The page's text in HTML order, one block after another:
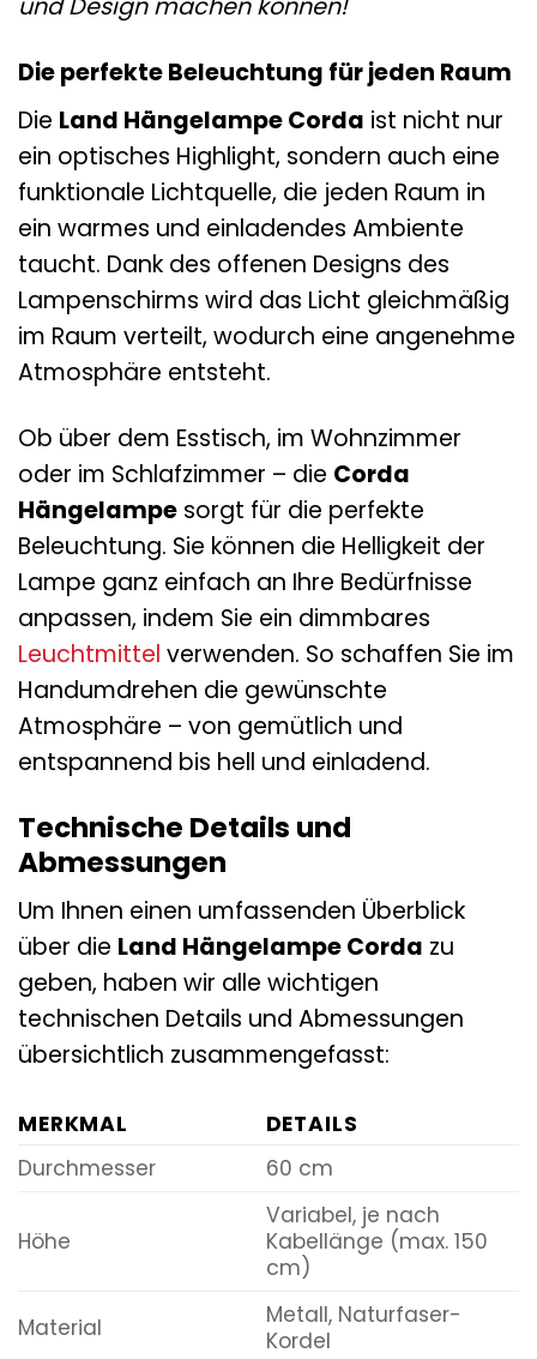
und Design machen können!
Die perfekte Beleuchtung für jeden Raum
Die Land Hängelampe Corda ist nicht nur
ein optisches Highlight, sondern auch eine
funktionale Lichtquelle, die jeden Raum in
ein warmes und einladendes Ambiente
taucht. Dank des offenen Designs des
Lampenschirms wird das Licht gleichmäßig
im Raum verteilt, wodurch eine angenehme
Atmosphäre entsteht.
Ob über dem Esstisch, im Wohnzimmer
oder im Schlafzimmer – die Corda
Hängelampe sorgt für die perfekte
Beleuchtung. Sie können die Helligkeit der
Lampe ganz einfach an Ihre Bedürfnisse
anpassen, indem Sie ein dimmbares
Leuchtmittel verwenden. So schaffen Sie im
Handumdrehen die gewünschte
Atmosphäre – von gemütlich und
entspannend bis hell und einladend.
Technische Details und
Abmessungen
Um Ihnen einen umfassenden Überblick
über die Land Hängelampe Corda zu
geben, haben wir alle wichtigen
technischen Details und Abmessungen
übersichtlich zusammengefasst:
MERKMAL
DETAILS
Durchmesser
60 cm
Höhe
Variabel, je nach
Kabellänge (max. 150
cm)
Material
Metall, Naturfaser-
Kordel